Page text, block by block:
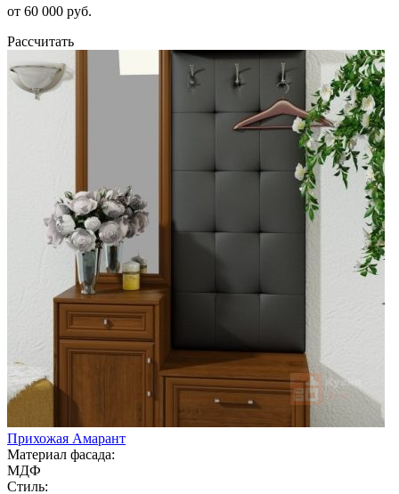
от 60 000 руб.
Рассчитать
Прихожая Амарант
Материал фасада:
МДФ
Стиль: